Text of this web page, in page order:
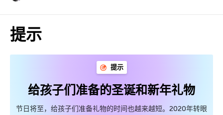
提示
提示
给孩子们准备的圣诞和新年礼物
节日将至，给孩子们准备礼物的时间也越来越短。2020年转眼